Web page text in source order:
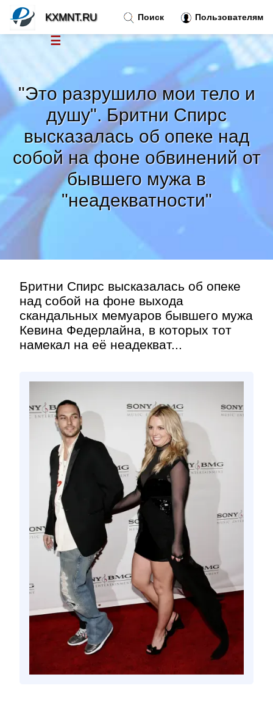
"Это разрушило мои тело и
душу". Бритни Спирс
высказалась об опеке над
собой на фоне обвинений от
бывшего мужа в
"неадекватности"
Бритни Спирс высказалась об опеке
над собой на фоне выхода
скандальных мемуаров бывшего мужа
Кевина Федерлайна, в которых тот
намекал на её неадекват...
Поиск Пользователям
KXMNT.RU
☰
Тренды новостей»
Рубрики»
Правила »
Контакт